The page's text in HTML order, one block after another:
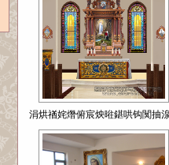
涓烘禉姹熸俯宸炴暀鍖哄钩闃抽